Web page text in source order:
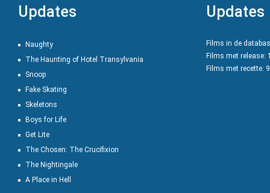
Updates
Naughty
The Haunting of Hotel Transylvania
Snoop
Fake Skating
Skeletons
Boys for Life
Get Lite
The Chosen: The Crucifixion
The Nightingale
A Place in Hell
Updates
Films in de
Films met release:
Films met recette: